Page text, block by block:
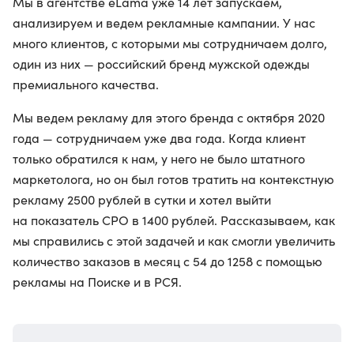
анализируем и ведем рекламные кампании. У нас
много клиентов, с которыми мы сотрудничаем долго,
один из них — российский бренд мужской одежды
премиального качества.
Мы ведем рекламу для этого бренда с октября 2020
года — сотрудничаем уже два года. Когда клиент
только обратился к нам, у него не было штатного
маркетолога, но он был готов тратить на контекстную
рекламу 2500 рублей в сутки и хотел выйти
на показатель CPO в 1400 рублей. Рассказываем, как
мы справились с этой задачей и как смогли увеличить
количество заказов в месяц с 54 до 1258 с помощью
рекламы на Поиске и в РСЯ.